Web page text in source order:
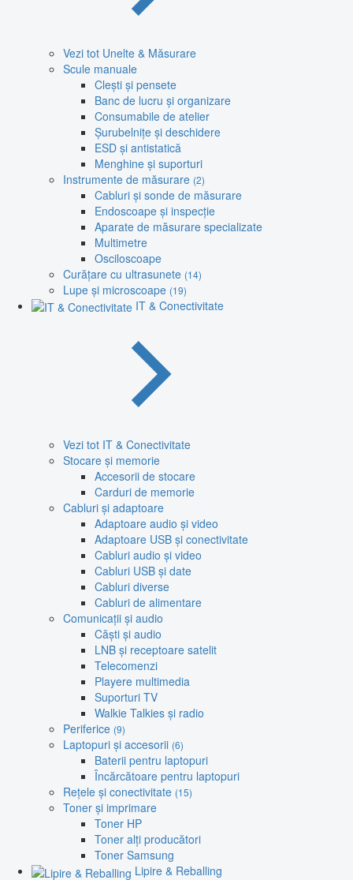
Vezi tot Unelte & Măsurare
Scule manuale
Clești și pensete
Banc de lucru și organizare
Consumabile de atelier
Șurubelnițe și deschidere
ESD și antistatică
Menghine și suporturi
Instrumente de măsurare (2)
Cabluri și sonde de măsurare
Endoscoape și inspecție
Aparate de măsurare specializate
Multimetre
Osciloscoape
Curățare cu ultrasunete (14)
Lupe și microscoape (19)
IT & Conectivitate
Vezi tot IT & Conectivitate
Stocare și memorie
Accesorii de stocare
Carduri de memorie
Cabluri și adaptoare
Adaptoare audio și video
Adaptoare USB și conectivitate
Cabluri audio și video
Cabluri USB și date
Cabluri diverse
Cabluri de alimentare
Comunicații și audio
Căști și audio
LNB și receptoare satelit
Telecomenzi
Playere multimedia
Suporturi TV
Walkie Talkies și radio
Periferice (9)
Laptopuri și accesorii (6)
Baterii pentru laptopuri
Încărcătoare pentru laptopuri
Rețele și conectivitate (15)
Toner și imprimare
Toner HP
Toner alți producători
Toner Samsung
Lipire & Reballing